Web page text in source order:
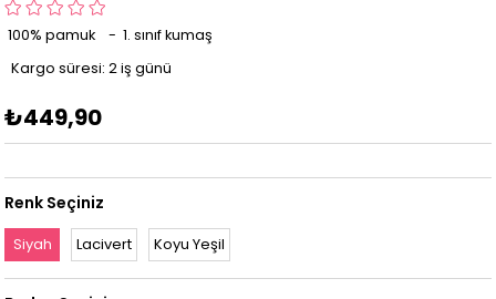
100% pamuk - 1. sınıf kumaş
Kargo süresi: 2 iş günü
₺449,90
Renk Seçiniz
Siyah Lacivert Koyu Yeşil